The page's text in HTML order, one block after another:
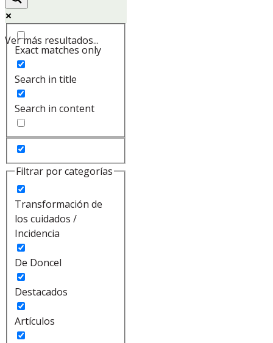
Ver más resultados...
Exact matches only
Search in title
Search in content
Filtrar por categorías
Transformación de
los cuidados /
Incidencia
De Doncel
Destacados
Artículos